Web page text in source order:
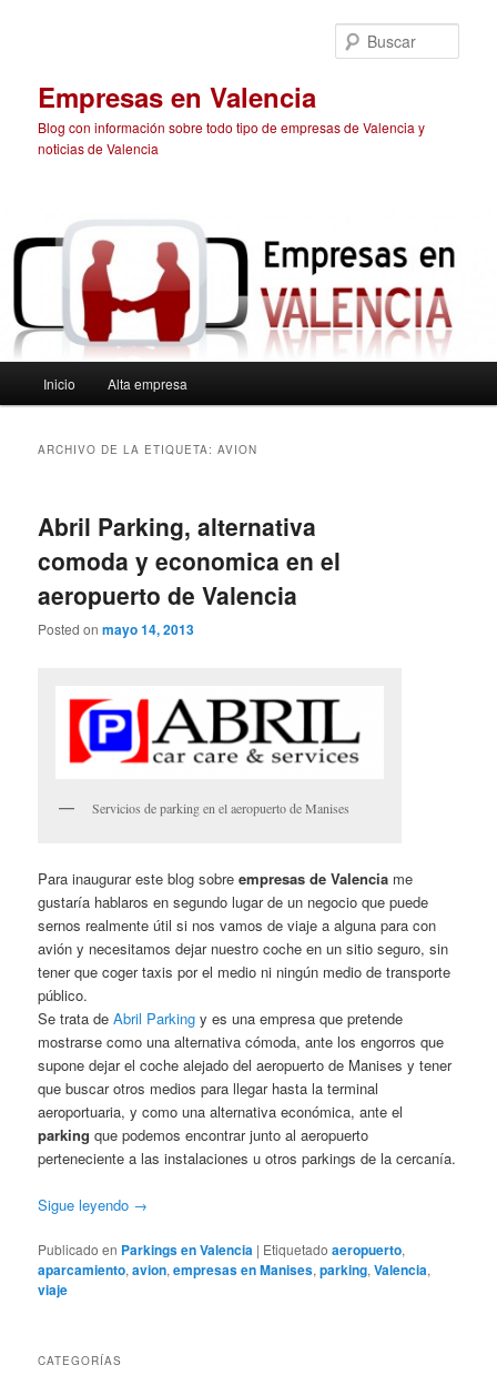
Empresas en Valencia
Blog con información sobre todo tipo de empresas de Valencia y
noticias de Valencia
principal
Inicio Alta empresa
ARCHIVO DE LA ETIQUETA:AVION
Abril Parking, alternativa
comoda y economica en el
aeropuerto de Valencia
Posted onmayo 14, 2013
Servicios de parking en el aeropuerto de Manises
Para inaugurar este blog sobreempresas de Valencia me
gustaría hablaros en segundo lugar de un negocio que puede
sernos realmente útil si nos vamos de viaje a alguna para con
avión y necesitamos dejar nuestro coche en un sitio seguro, sin
tener que coger taxis por el medio ni ningún medio de transporte
público.
Se trata deAbril Parking y es una empresa que pretende
mostrarse como una alternativa cómoda, ante los engorros que
supone dejar el coche alejado del aeropuerto de Manises y tener
que buscar otros medios para llegar hasta la terminal
aeroportuaria, y como una alternativa económica, ante el
parking que podemos encontrar junto al aeropuerto
perteneciente a las instalaciones u otros parkings de la cercanía.
Sigue leyendo →
Publicado en Parkings en Valencia | Etiquetado aeropuerto,
aparcamiento,avion,empresas en Manises,parking,Valencia,
viaje
CATEGORÍAS